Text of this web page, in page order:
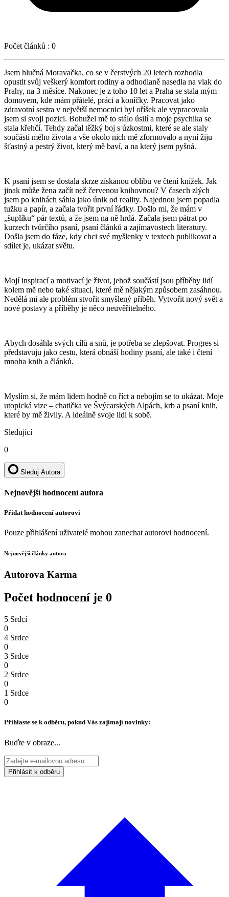
Počet článků : 0
Jsem hlučná Moravačka, co se v čerstvých 20 letech rozhodla
opustit svůj veškerý komfort rodiny a odhodlaně nasedla na vlak do
Prahy, na 3 měsíce. Nakonec je z toho 10 let a Praha se stala mým
domovem, kde mám přátelé, práci a koníčky. Pracovat jako
zdravotní sestra v největší nemocnici byl oříšek ale vypracovala
jsem si svoji pozici. Bohužel mě to stálo úsilí a moje psychika se
stala křehčí. Tehdy začal těžký boj s úzkostmi, které se ale staly
součástí mého života a vše okolo nich mě zformovalo a nyní žiju
šťastný a pestrý život, který mě baví, a na který jsem pyšná.
K psaní jsem se dostala skrze získanou oblibu ve čtení knížek. Jak
jinak může žena začít než červenou knihovnou? V časech zlých
jsem po knihách sáhla jako únik od reality. Najednou jsem popadla
tužku a papír, a začala tvořit první řádky. Došlo mi, že mám v
„šuplíku“ pár textů, a že jsem na ně hrdá. Začala jsem pátrat po
kurzech tvůrčího psaní, psaní článků a zajímavostech literatury.
Došla jsem do fáze, kdy chci své myšlenky v textech publikovat a
sdílet je, ukázat světu.
Mojí inspirací a motivací je život, jehož součástí jsou příběhy lidí
kolem mě nebo také situaci, které mě nějakým způsobem zasáhnou.
Nedělá mi ale problém stvořit smyšlený příběh. Vytvořit nový svět a
nové postavy a příběhy je něco neuvěřitelného.
Abych dosáhla svých cílů a snů, je potřeba se zlepšovat. Progres si
představuju jako cestu, která obnáší hodiny psaní, ale také i čtení
mnoha knih a článků.
Myslím si, že mám lidem hodně co říct a nebojím se to ukázat. Moje
utopická vize – chatička ve Švýcarských Alpách, krb a psaní knih,
které by mě živily. A ideálně svoje lidi k sobě.
Sledující
0
Sleduj Autora
Nejnovější hodnocení autora
Přidat hodnocení autorovi
Pouze přihlášení uživatelé mohou zanechat autorovi hodnocení.
Nejnovější články autora
Autorova Karma
Počet hodnocení je 0
5 Srdcí
0
4 Srdce
0
3 Srdce
0
2 Srdce
0
1 Srdce
0
Přihlaste se k odběru, pokud Vás zajímají novinky:
Buďte v obraze...
Přihlásit k odběru